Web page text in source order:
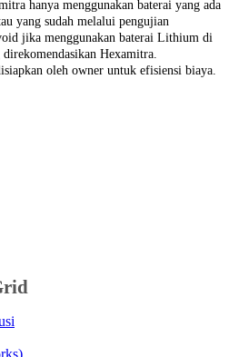
hanya menggunakan baterai yang ada
yang sudah melalui pengujian
jika menggunakan baterai Lithium di
Hexamitra.
oleh owner untuk efisiensi biaya.